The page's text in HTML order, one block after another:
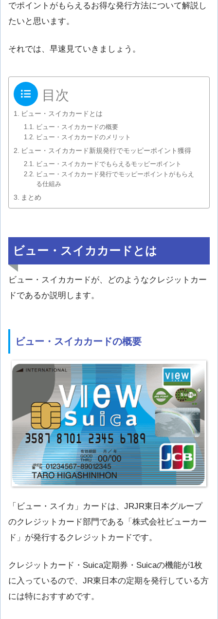
でポイントがもらえるお得な発行方法について解説し
たいと思います。
それでは、早速見ていきましょう。
目次
ビュー・スイカカードとは
ビュー・スイカカードの概要
ビュー・スイカカードのメリット
ビュー・スイカカード新規発行でモッピーポイント獲得
ビュー・スイカカードでもらえるモッピーポイント
ビュー・スイカカード発行でモッピーポイントがもらえ
る仕組み
まとめ
ビュー・スイカカードとは
ビュー・スイカカードが、どのようなクレジットカー
ドであるか説明します。
ビュー・スイカカードの概要
「ビュー・スイカ」カードは、JRJR東日本グループ
のクレジットカード部門である「株式会社ビューカー
ド」が発行するクレジットカードです。
クレジットカード・Suica定期券・Suicaの機能が1枚
に入っているので、JR東日本の定期を発行している方
には特におすすめです。